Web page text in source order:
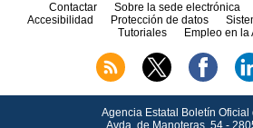
Contactar Sobre la sede electrónica
Accesibilidad
Protección de datos
Tutoriales
Empleo en la
Agencia Estatal Boletín Oficial
Avda. de Manoteras, 54 -